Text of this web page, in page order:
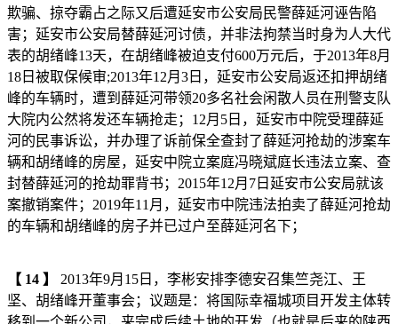
欺骗、掠夺霸占之际又后遭延安市公安局民警薛延河诬告陷
害；延安市公安局替薛延河讨债，并非法拘禁当时身为人大代
表的胡绪峰13天，在胡绪峰被迫支付600万元后，于2013年8月
18日被取保候审;2013年12月3日，延安市公安局返还扣押胡绪
峰的车辆时，遭到薛延河带领20多名社会闲散人员在刑警支队
大院内公然将发还车辆抢走；12月5日，延安市中院受理薛延
河的民事诉讼，并办理了诉前保全查封了薛延河抢劫的涉案车
辆和胡绪峰的房屋，延安中院立案庭冯晓斌庭长违法立案、查
封替薛延河的抢劫罪背书；2015年12月7日延安市公安局就该
案撤销案件；2019年11月，延安市中院违法拍卖了薛延河抢劫
的车辆和胡绪峰的房子并已过户至薛延河名下；
【 14 】
2013年9月15日，李彬安排李德安召集竺尧江、王
坚、胡绪峰开董事会；议题是：将国际幸福城项目开发主体转